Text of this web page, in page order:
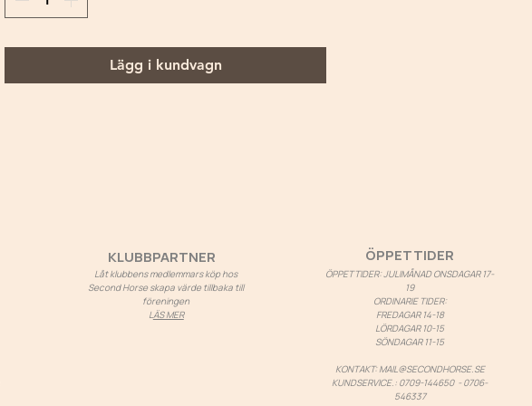
Lägg i kundvagn
KLUBBPARTNER
Låt klubbens medlemmars köp hos
Second Horse skapa värde tillbaka till
föreningen
LÄS MER
ÖPPETTIDER
ÖPPETTIDER: JULIMÅNAD ONSDAGAR 17-
19
ORDINARIE TIDER:
FREDAGAR 14-18
LÖRDAGAR 10-15
SÖNDAGAR 11-15
KONTAKT:MAIL@SECONDHORSE.SE
KUNDSERVICE.: 0709-144650 - 0706-
546337